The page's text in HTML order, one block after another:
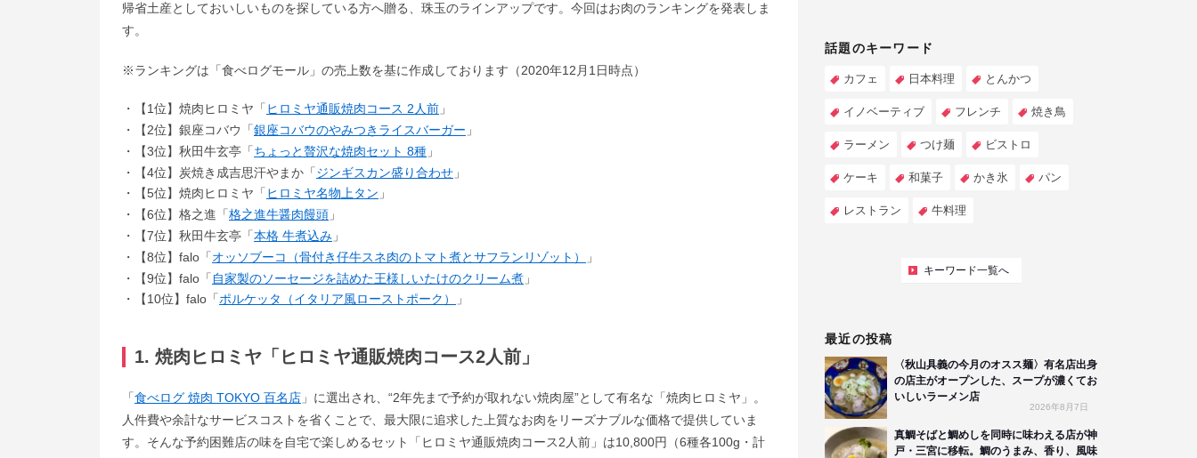
帰省土産としておいしいものを探している方へ贈る、珠玉のラインアップです。今回はお肉のランキングを発表しま
す。
※ランキングは「食べログモール」の売上数を基に作成しております（2020年12月1日時点）
【1位】焼肉ヒロミヤ「 ヒロミヤ通販焼肉コース 2人前 」
【2位】銀座コバウ「銀座コバウのやみつきライスバーガー 」
【3位】秋田牛玄亭「ちょっと贅沢な焼肉セット 8種 」
【4位】炭焼き成吉思汗やまか「ジンギスカン盛り合わせ 」
【5位】焼肉ヒロミヤ「 ヒロミヤ名物上タン 」
【6位】格之進「格之進牛醤肉饅頭 」
【7位】秋田牛玄亭「本格 牛煮込み 」
【8位】falo「オッソブーコ（骨付き仔牛スネ肉のトマト煮とサフランリゾット）
」
【9位】falo「自家製のソーセージを詰めた王様しいたけのクリーム煮 」
【10位】falo「ポルケッタ（イタリア風ローストポーク） 」
1. 焼肉ヒロミヤ「ヒロミヤ通販焼肉コース2人前」
「食べログ 焼肉 TOKYO 百名店 」に選出され、“2年先まで予約が取れない焼肉屋”として有名な「焼肉ヒロミヤ」。
人件費や余計なサービスコストを省くことで、最大限に追求した上質なお肉をリーズナブルな価格で提供していま
す。そんな予約困難店の味を自宅で楽しめるセット「ヒロミヤ通販焼肉コース2人前」は10,800円（6種各100g・計
話題のキーワード
カフェ 日本料理 とんかつ
イノベーティブ フレンチ 焼き鳥
ラーメン つけ麺 ビストロ
ケーキ 和菓子 かき氷 パン
レストラン 牛料理
キーワード一覧へ
最近の投稿
〈秋山具義の今月のオスス麺〉有名店出身
の店主がオープンした、スープが濃くてお
いしいラーメン店
2026年8月7日
真鯛そばと鯛めしを同時に味わえる店が神
戸・三宮に移転。鯛のうまみ、香り、風味